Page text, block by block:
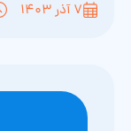
۷ آذر ۱۴۰۳